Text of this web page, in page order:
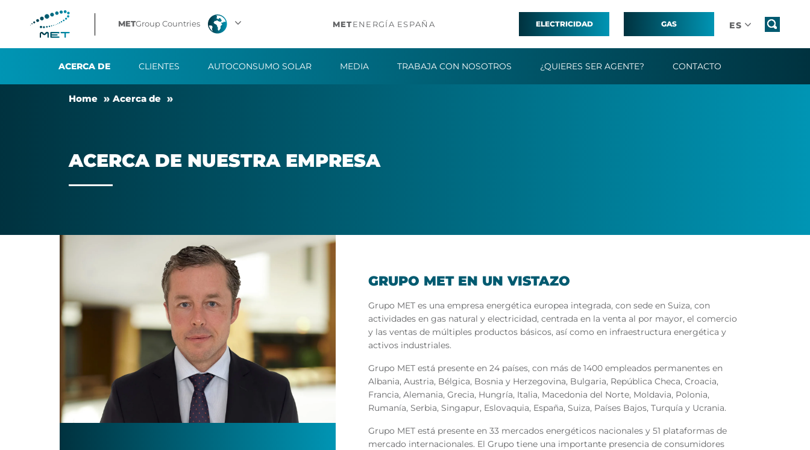
Acerca
de
nuestra
empresa
METGroup Countries METENERGÍA ESPAÑA ELECTRICIDAD GAS ES
ACERCA DE CLIENTES AUTOCONSUMO SOLAR MEDIA TRABAJA CON NOSOTROS ¿QUIERES SER AGENTE? CONTACTO
Ho­me Acer­ca de
ACER­CA DE NUES­TRA EM­PRE­SA
GRUPO MET EN UN VISTAZO
Grupo MET es una empresa energética europea integrada, con sede en Suiza, con
actividades en gas natural y electricidad, centrada en la venta al por mayor, el comercio
y las ventas de múltiples productos básicos, así como en infraestructura energética y
activos industriales.
Grupo MET está presente en 24 países, con más de 1400 empleados permanentes en
Albania, Austria, Bélgica, Bosnia y Herzegovina, Bulgaria, República Checa, Croacia,
Francia, Alemania, Grecia, Hungría, Italia, Macedonia del Norte, Moldavia, Polonia,
Rumanía, Serbia, Singapur, Eslovaquia, España, Suiza, Países Bajos, Turquía y Ucrania.
Grupo MET está presente en 33 mercados energéticos nacionales y 51 plataformas de
mercado internacionales. El Grupo tiene una importante presencia de consumidores